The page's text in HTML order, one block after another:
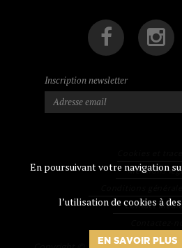
En poursuivant votre navigation
l’utilisation de cookies à
EN SAVOIR PLUS
Inscription newsletter
Mentions
Contact